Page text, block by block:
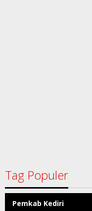
Tag Populer
Pemkab Kediri